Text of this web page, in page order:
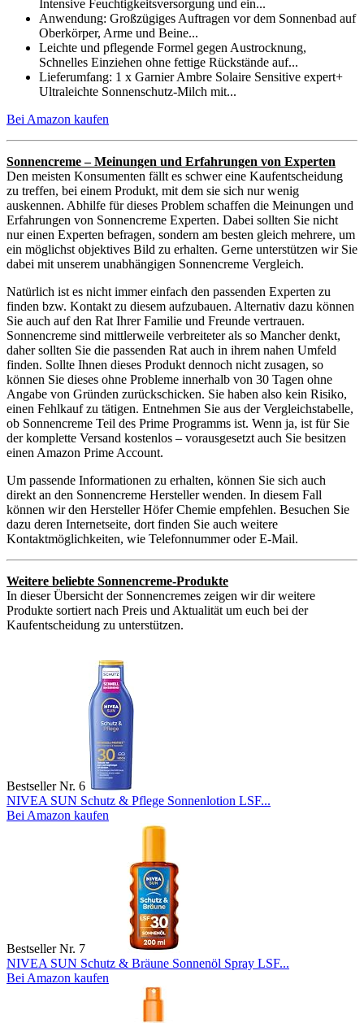
Intensive Feuchtigkeitsversorgung und ein...
Anwendung: Großzügiges Auftragen vor dem Sonnenbad auf
Oberkörper, Arme und Beine...
Leichte und pflegende Formel gegen Austrocknung,
Schnelles Einziehen ohne fettige Rückstände auf...
Lieferumfang: 1 x Garnier Ambre Solaire Sensitive expert+
Ultraleichte Sonnenschutz-Milch mit...
Bei Amazon kaufen
Sonnencreme – Meinungen und Erfahrungen von Experten
Den meisten Konsumenten fällt es schwer eine Kaufentscheidung
zu treffen, bei einem Produkt, mit dem sie sich nur wenig
auskennen. Abhilfe für dieses Problem schaffen die Meinungen und
Erfahrungen von Sonnencreme Experten. Dabei sollten Sie nicht
nur einen Experten befragen, sondern am besten gleich mehrere, um
ein möglichst objektives Bild zu erhalten. Gerne unterstützen wir Sie
dabei mit unserem unabhängigen Sonnencreme Vergleich.
Natürlich ist es nicht immer einfach den passenden Experten zu
finden bzw. Kontakt zu diesem aufzubauen. Alternativ dazu können
Sie auch auf den Rat Ihrer Familie und Freunde vertrauen.
Sonnencreme sind mittlerweile verbreiteter als so Mancher denkt,
daher sollten Sie die passenden Rat auch in ihrem nahen Umfeld
finden. Sollte Ihnen dieses Produkt dennoch nicht zusagen, so
können Sie dieses ohne Probleme innerhalb von 30 Tagen ohne
Angabe von Gründen zurückschicken. Sie haben also kein Risiko,
einen Fehlkauf zu tätigen. Entnehmen Sie aus der Vergleichstabelle,
ob Sonnencreme Teil des Prime Programms ist. Wenn ja, ist für Sie
der komplette Versand kostenlos – vorausgesetzt auch Sie besitzen
einen Amazon Prime Account.
Um passende Informationen zu erhalten, können Sie sich auch
direkt an den Sonnencreme Hersteller wenden. In diesem Fall
können wir den Hersteller Höfer Chemie empfehlen. Besuchen Sie
dazu deren Internetseite, dort finden Sie auch weitere
Kontaktmöglichkeiten, wie Telefonnummer oder E-Mail.
Weitere beliebte Sonnencreme-Produkte
In dieser Übersicht der Sonnencremes zeigen wir dir weitere
Produkte sortiert nach Preis und Aktualität um euch bei der
Kaufentscheidung zu unterstützen.
Bestseller Nr. 6
NIVEA SUN Schutz & Pflege Sonnenlotion LSF...
Bei Amazon kaufen
Bestseller Nr. 7
NIVEA SUN Schutz & Bräune Sonnenöl Spray LSF...
Bei Amazon kaufen